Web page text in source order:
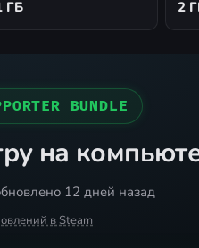
ГБ 2
BUNDLE
на
12 дней назад
в Steam